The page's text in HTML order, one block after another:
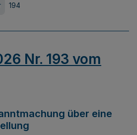
194
Nr. 193 vom
über eine